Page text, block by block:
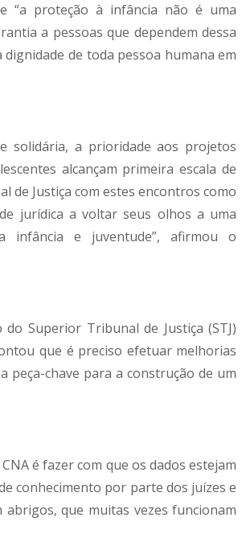
“a proteção à infância não é uma
a pessoas que dependem dessa
de toda pessoa humana em
solidária, a prioridade aos projetos
alcançam primeira escala de
de Justiça com estes encontros como
jurídica a voltar seus olhos a uma
infância e juventude”, afirmou o
Superior Tribunal de Justiça (STJ)
que é preciso efetuar melhorias
peça-chave para a construção de um
é fazer com que os dados estejam
conhecimento por parte dos juízes e
que muitas vezes funcionam